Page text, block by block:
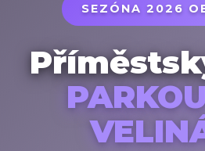
SEZÓNA 2026